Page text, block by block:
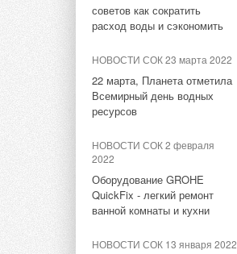
советов как сократить
расход воды и сэкономить
НОВОСТИ СОК 23 марта 2022
22 марта, Планета отметила
Всемирный день водных
ресурсов
НОВОСТИ СОК 2 февраля
2022
Оборудование GROHE
QuickFix - легкий ремонт
ванной комнаты и кухни
НОВОСТИ СОК 13 января 2022
НОВОСТИ СОК 14 июля 2026
НОВОСТИ СОК 13 июля 2026
Ридан расширил линейку
оборудования для
холодильных систем
НОВОСТИ СОК 13 июля 2026
Установлен порядок
восстановления паспортов
Пресс-релиз выставки «Мир
НОВОСТИ СОК 21 января 2020
Вентиляторы тягодутьевые
радиальные
НОВОСТИ СОК 21 января 2020
Приточная установка RW-S
НОВОСТИ СОК 11 декабря
2019
смесительных узлов